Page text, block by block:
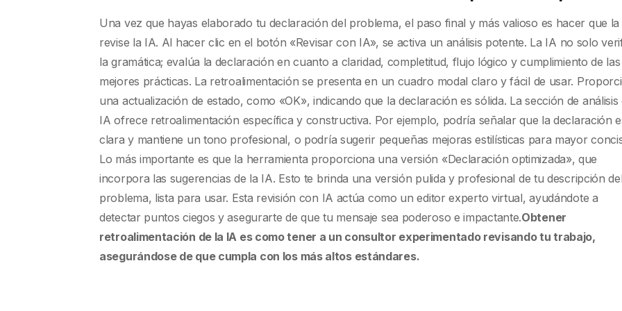
Una vez que hayas elaborado tu declaración del problema, el paso final y más valioso es hacer que la
revise la IA. Al hacer clic en el botón «Revisar con IA», se activa un análisis potente. La IA no solo
la gramática; evalúa la declaración en cuanto a claridad, completitud, flujo lógico y cumplimiento de las
mejores prácticas. La retroalimentación se presenta en un cuadro modal claro y fácil de usar.
una actualización de estado, como «OK», indicando que la declaración es sólida. La sección de análisis
IA ofrece retroalimentación específica y constructiva. Por ejemplo, podría señalar que la declaración
clara y mantiene un tono profesional, o podría sugerir pequeñas mejoras estilísticas para mayor
Lo más importante es que la herramienta proporciona una versión «Declaración optimizada», que
incorpora las sugerencias de la IA. Esto te brinda una versión pulida y profesional de tu descripción
problema, lista para usar. Esta revisión con IA actúa como un editor experto virtual, ayudándote a
detectar puntos ciegos y asegurarte de que tu mensaje sea poderoso e impactante.Obtener
retroalimentación de la IA es como tener a un consultor experimentado revisando tu trabajo,
asegurándose de que cumpla con los más altos estándares.